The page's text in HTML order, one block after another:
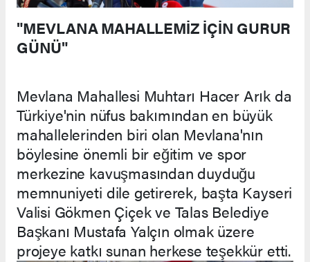
"MEVLANA MAHALLEMİZ İÇİN GURUR
GÜNÜ"
Mevlana Mahallesi Muhtarı Hacer Arık da
Türkiye'nin nüfus bakımından en büyük
mahallelerinden biri olan Mevlana'nın
böylesine önemli bir eğitim ve spor
merkezine kavuşmasından duyduğu
memnuniyeti dile getirerek, başta Kayseri
Valisi Gökmen Çiçek ve Talas Belediye
Başkanı Mustafa Yalçın olmak üzere
projeye katkı sunan herkese teşekkür etti.